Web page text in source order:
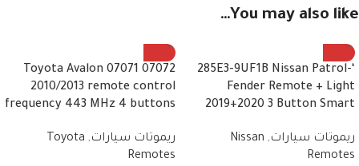
You may also like…
‘-285E3-9UF1B Nissan Patrol
Fender Remote + Light
2019+2020 3 Button Smart
ريموتات سيارات,
Nissan
Remotes
07072 07071 Toyota Avalon
2010/2013 remote control
frequency 443 MHz 4 buttons
ريموتات سيارات,
Toyota
Remotes